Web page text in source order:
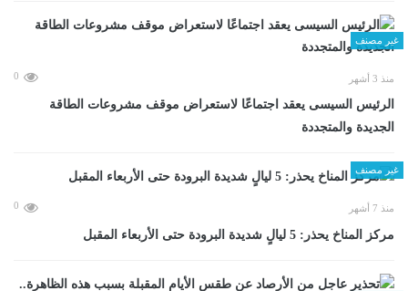
غير مصنف
منذ 3 أشهر 0
الرئيس السيسى يعقد اجتماعًا لاستعراض موقف مشروعات الطاقة
الجديدة والمتجددة
غير مصنف
منذ 7 أشهر 0
مركز المناخ يحذر: 5 ليالٍ شديدة البرودة حتى الأربعاء المقبل